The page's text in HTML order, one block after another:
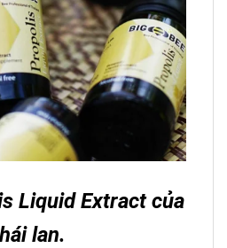
Liquid Extract của
lan.